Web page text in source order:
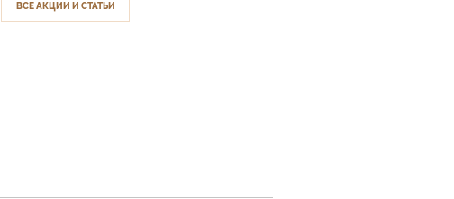
ВСЕ АКЦИИ И СТАТЬИ